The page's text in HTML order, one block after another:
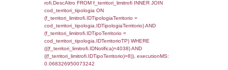
JOIN cod_territori_tipologia ON
(f_territori_limitrofi.IDTipologiaTerritorio =
cod_territori_tipologia.IDTipologiaTerritorio)
(f_territori_limitrofi.IDTipoTerritorio =
cod_territori_tipologia.IDTerritorioTP)
(((f_territori_limitrofi.IDNotifica)=4038) AND